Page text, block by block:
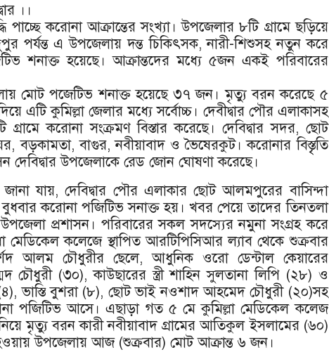
।।
পাচ্ছে করোনা আক্রান্তের সংখ্যা। উপজেলার ৮টি গ্রামে ছড়িয়ে
পর্যন্ত এ উপজেলায় দন্ত চিকিৎসক, নারী-শিশুসহ নতুন করে
শনাক্ত হয়েছে। আক্রান্তদের মধ্যে ৫জন একই পরিবারের
মোট পজেটিভ শনাক্ত হয়েছে ৩৭ জন। মৃত্যু বরন করেছে ৫
এটি কুমিল্লা জেলার মধ্যে সর্বোচ্চ। দেবীদ্বার পৌর এলাকাসহ
করোনা সংক্রমণ বিস্তার করেছে। দেবিদ্বার সদর, ছোট
বড়কামতা, বাগুর, নবীয়াবাদ ও ভৈষেরকুট। করোনার বিস্তৃৃতি
দেবিদ্বার উপজেলাকে রেড জোন ঘোষণা করেছে।
জানা যায়, দেবিদ্বার পৌর এলাকার ছোট আলমপুরের বাসিন্দা
করোনা পজিটিভ সনাক্ত হয়। খবর পেয়ে তাদের তিনতলা
প্রশাসন। পরিবারের সকল সদস্যের নমুনা সংগ্রহ করে
মেডিকেল কলেজে স্থাপিত আরটিপিসিআর ল্যাব থেকে শুক্রবার
আলম চৌধুরীর ছেলে, আধুনিক ওরো ডেন্টাল কেয়ারের
চৌধুরী (৩০), কাউছারের স্ত্রী শাহিন সুলতানা লিপি (২৮) ও
ভাস্তি বুশরা (৮), ছোট ভাই নওশাদ আহমেদ চৌধুরী (২০)সহ
পজিটিভ আসে। এছাড়া গত ৫ মে কুমিল্লা মেডিকেল কলেজ
মৃত্যু বরন কারী নবীয়াবাদ গ্রামের আতিকুল ইসলামের (৬০)
উপজেলায় আজ (শুক্রবার) মোট আক্রান্ত ৬ জন।